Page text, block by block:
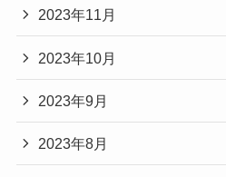
2023年11月
2023年10月
2023年9月
2023年8月